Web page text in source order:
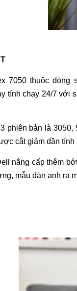
7050thuộc dòng
tính chạy 24/7 với
phiên bản là
cắt giảm dần
nâng cấp thêm
mẫu đàn anh ra